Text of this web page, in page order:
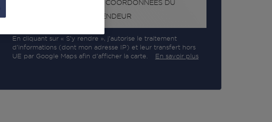
RECEVOIR LES COORDONNÉES DU
REVENDEUR
En cliquant sur « S’y rendre », j’autorise le traitement
d’informations (dont mon adresse IP) et leur transfert hors
UE par Google Maps afin d’afficher la carte.
En savoir plus